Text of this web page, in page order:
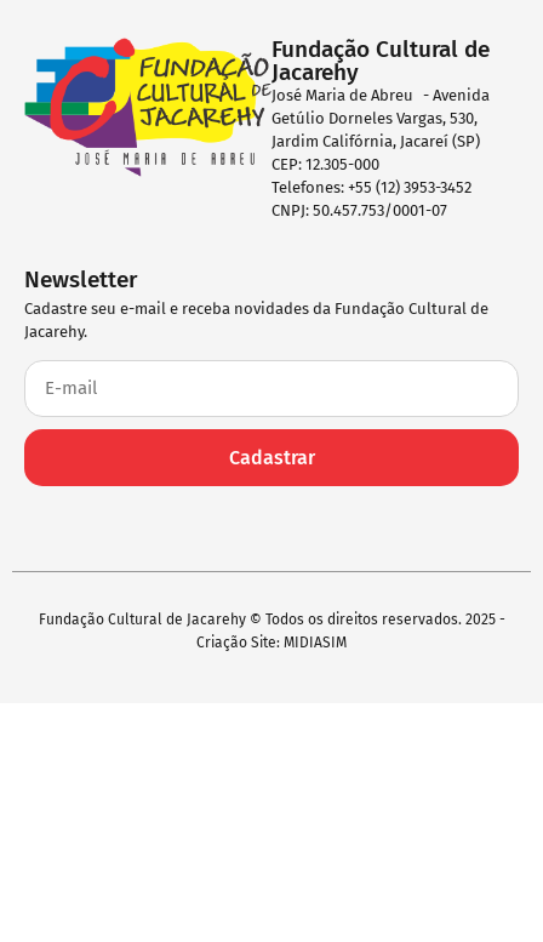
Fundação Cultural de
Jacarehy
José Maria de Abreu - Avenida
Getúlio Dorneles Vargas, 530,
Jardim Califórnia, Jacareí (SP)
CEP: 12.305-000
Telefones: +55 (12) 3953-3452
CNPJ: 50.457.753/0001-07
Newsletter
Cadastre seu e-mail e receba novidades da Fundação Cultural de
Jacarehy.
Cadastrar
Fundação Cultural de Jacarehy © Todos os direitos reservados. 2025 -
Criação Site: MIDIASIM